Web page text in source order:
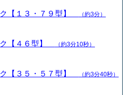
【１３・７９型】 （約3分）
【４６型】 （約3分10秒）
【３５・５７型】 （約3分40秒）